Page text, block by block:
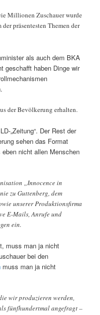
Millionen Zuschauer wurde
präsentesten Themen der
als auch dem BKA
geschafft haben Dinge wir
der Bevölkerung erhalten.
„Zeitung“. Der Rest der
sehen das Format
nicht allen Menschen
„Innocence in
zu Guttenberg, dem
unserer Produktionsfirma
E-Mails, Anrufe und
ein.
muss man ja nicht
bei den
muss man ja nicht
wir produzieren werden,
fünfhundertmal angefragt –